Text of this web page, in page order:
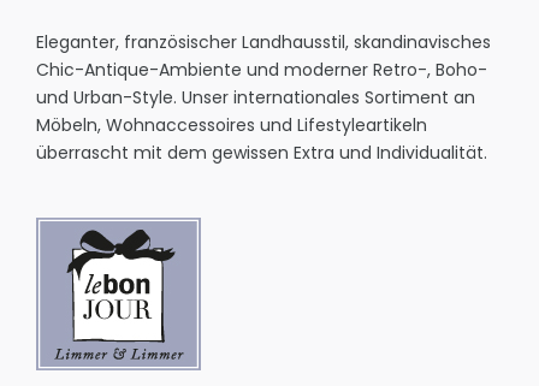
Eleganter, französischer Landhausstil, skandinavisches
Chic-Antique-Ambiente und moderner Retro-, Boho-
und Urban-Style. Unser internationales Sortiment an
Möbeln, Wohnaccessoires und Lifestyleartikeln
überrascht mit dem gewissen Extra und Individualität.